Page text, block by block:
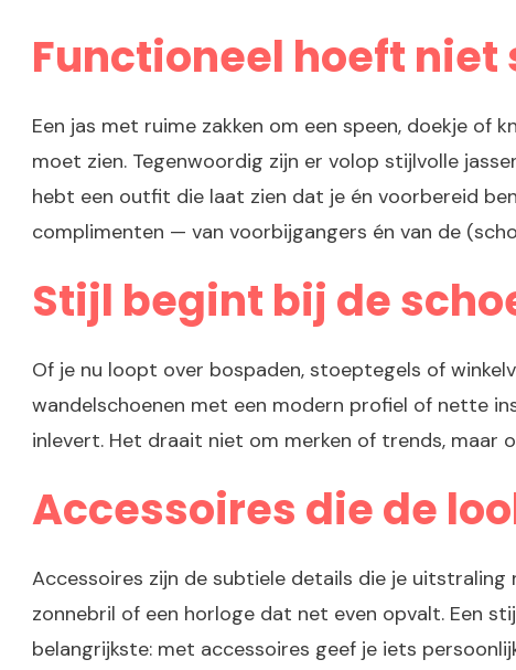
Functioneel hoeft niet
Een jas met ruime zakken om een speen, doekje
moet zien. Tegenwoordig zijn er volop stijlvolle
hebt een outfit die laat zien dat je én voorbereid
complimenten — van voorbijgangers én van de
Stijl begint bij de
Of je nu loopt over bospaden, stoeptegels of
wandelschoenen met een modern profiel of nette
inlevert. Het draait niet om merken of trends, maar
Accessoires die de
Accessoires zijn de subtiele details die je uitstraling
zonnebril of een horloge dat net even opvalt. Een
belangrijkste: met accessoires geef je iets